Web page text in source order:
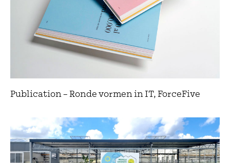
Publication – Ronde vormen in IT, ForceFive